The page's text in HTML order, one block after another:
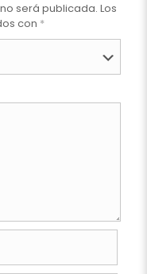
será publicada. Los
con *